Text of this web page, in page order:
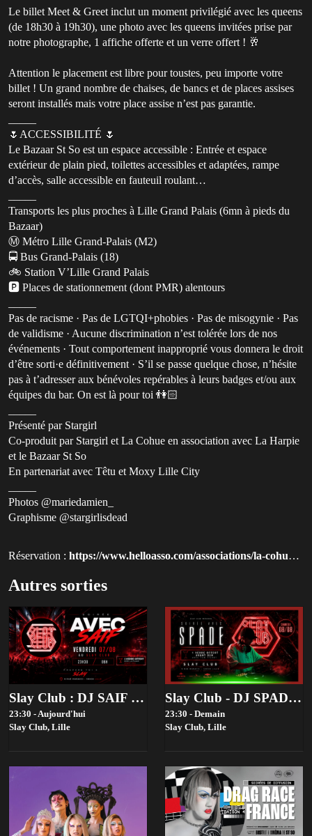
Le billet Meet & Greet inclut un moment privilégié avec les queens
(de 18h30 à 19h30), une photo avec les queens invitées prise par
notre photographe, 1 affiche offerte et un verre offert ! 🥂
Attention le placement est libre pour toustes, peu importe votre
billet ! Un grand nombre de chaises, de bancs et de places assises
seront installés mais votre place assise n’est pas garantie.
🌷ACCESSIBILITÉ 🌷
Le Bazaar St So est un espace accessible : Entrée et espace
extérieur de plain pied, toilettes accessibles et adaptées, rampe
d’accès, salle accessible en fauteuil roulant…
Transports les plus proches à Lille Grand Palais (6mn à pieds du
Bazaar)
Ⓜ️ Métro Lille Grand-Palais (M2)
🚍 Bus Grand-Palais (18)
🚲 Station V’Lille Grand Palais
🅿️ Places de stationnement (dont PMR) alentours
Pas de racisme · Pas de LGTQI+phobies · Pas de misogynie · Pas
de validisme · Aucune discrimination n’est tolérée lors de nos
événements · Tout comportement inapproprié vous donnera le droit
d’être sorti·e définitivement · S’il se passe quelque chose, n’hésite
pas à t’adresser aux bénévoles repérables à leurs badges et/ou aux
équipes du bar. On est là pour toi 👫🏻
Présenté par Stargirl
Co-produit par Stargirl et La Cohue en association avec La Harpie
et le Bazaar St So
En partenariat avec Têtu et Moxy Lille City
Photos @mariedamien_
Graphisme @stargirlisdead
Réservation : https://www.helloasso.com/associations/la-cohue-productions?utm_source=qluvis.com
Autres sorties
Slay Club : DJ SAIF 07/08
23:30 - Aujourd'hui
Slay Club, Lille
Slay Club - DJ SPADE 08/08
23:30 - Demain
Slay Club, Lille